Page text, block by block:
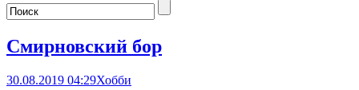
Смирновский бор
30.08.2019 04:29Хобби